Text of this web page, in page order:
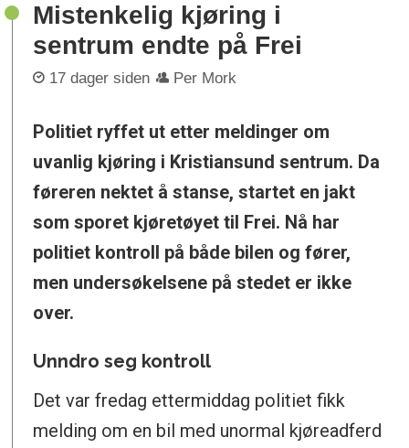
Mistenkelig kjøring i
sentrum endte på Frei
17 dager siden Per Mork
Politiet ryffet ut etter meldinger om
uvanlig kjøring i Kristiansund sentrum. Da
føreren nektet å stanse, startet en jakt
som sporet kjøretøyet til Frei. Nå har
politiet kontroll på både bilen og fører,
men undersøkelsene på stedet er ikke
over.
Unndro seg kontroll
Det var fredag ettermiddag politiet fikk
melding om en bil med unormal kjøreadferd